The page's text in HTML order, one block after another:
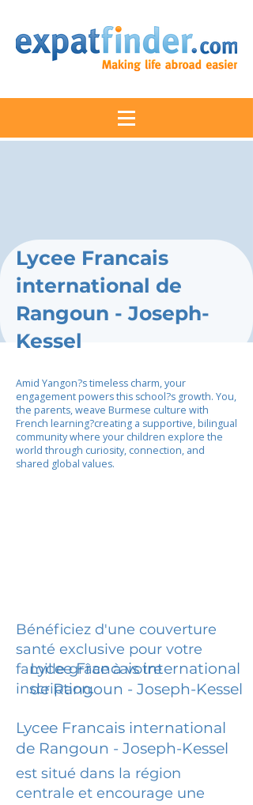
Lycee Francais
international de
Rangoun - Joseph-
Kessel
Amid Yangon?s timeless charm, your
engagement powers this school?s growth. You,
the parents, weave Burmese culture with
French learning?creating a supportive, bilingual
community where your children explore the
world through curiosity, connection, and
shared global values.
Bénéficiez d'une couverture
santé exclusive pour votre
famille grâce à votre
inscription.
Lycee Francais international
de Rangoun - Joseph-Kessel
Lycee Francais international
de Rangoun - Joseph-Kessel
est situé dans la région
centrale et encourage une